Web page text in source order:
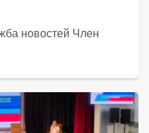
новостей Член